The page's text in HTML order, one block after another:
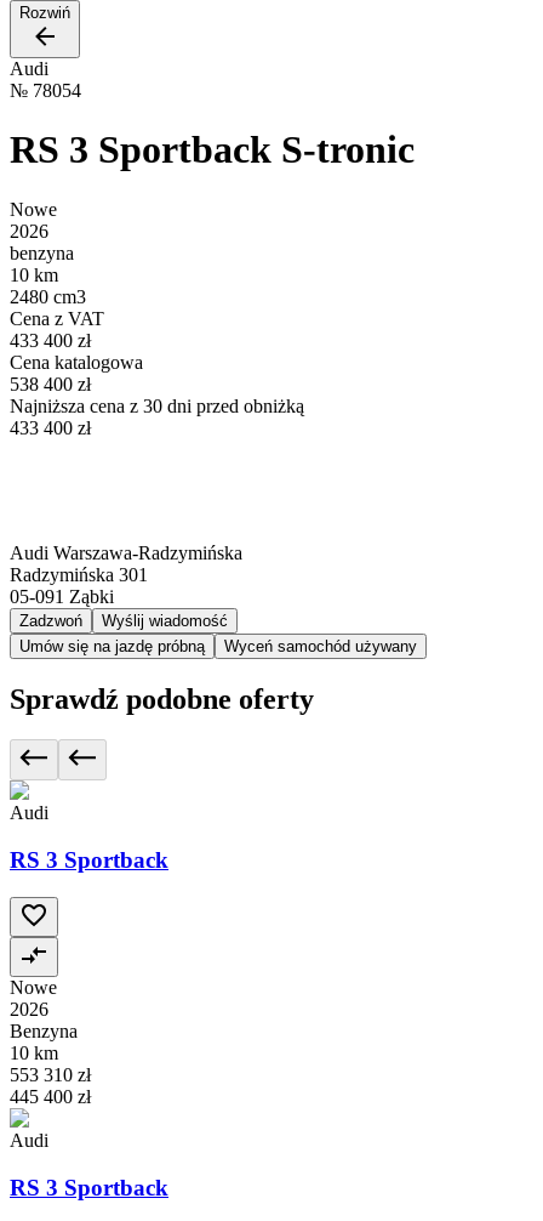
Rozwiń
Audi
№ 78054
RS 3 Sportback S-tronic
Nowe
2026
benzyna
10 km
2480 cm3
Cena z VAT
433 400 zł
Cena katalogowa
538 400 zł
Najniższa cena z 30 dni przed obniżką
433 400 zł
Audi Warszawa-Radzymińska
Radzymińska 301
05-091 Ząbki
Zadzwoń
Wyślij wiadomość
Umów się na jazdę próbną
Wyceń samochód używany
Sprawdź podobne oferty
Audi
RS 3 Sportback
Nowe
2026
Benzyna
10 km
553 310 zł
445 400 zł
Audi
RS 3 Sportback